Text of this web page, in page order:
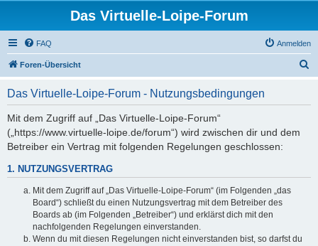
Das Virtuelle-Loipe-Forum
FAQ Anmelden
Foren-Übersicht
Das Virtuelle-Loipe-Forum - Nutzungsbedingungen
Mit dem Zugriff auf „Das Virtuelle-Loipe-Forum“
(„https://www.virtuelle-loipe.de/forum“) wird zwischen dir und dem
Betreiber ein Vertrag mit folgenden Regelungen geschlossen:
1. NUTZUNGSVERTRAG
Mit dem Zugriff auf „Das Virtuelle-Loipe-Forum“ (im Folgenden „das
Board“) schließt du einen Nutzungsvertrag mit dem Betreiber des
Boards ab (im Folgenden „Betreiber“) und erklärst dich mit den
nachfolgenden Regelungen einverstanden.
Wenn du mit diesen Regelungen nicht einverstanden bist, so darfst du